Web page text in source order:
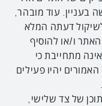
בעניין. עוד מובהר,
דעתה המלא
ו/או להוסיף
מתחייבת כי
יהיו פעילים
של צד שלישי,